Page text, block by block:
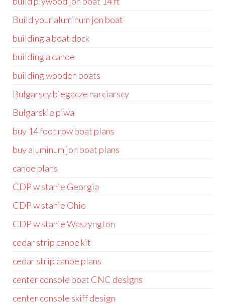
Build your aluminum jon boat
building a boat dock
building a canoe
building wooden boats
Bułgarscy biegacze narciarscy
Bułgarskie piwa
buy 14 foot row boat plans
buy aluminum jon boat plans
canoe plans
CDP w stanie Georgia
CDP w stanie Ohio
CDP w stanie Waszyngton
cedar strip canoe kit
cedar strip canoe plans
center console boat CNC designs
center console skiff design